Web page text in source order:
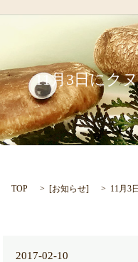
11月3日にク
TOP [お知らせ] 11月3
2017-02-10